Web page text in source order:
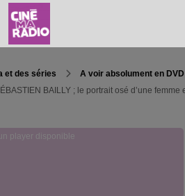
et des séries
A voir absolument en
BAILLY ; le portrait osé d’une
player disponible